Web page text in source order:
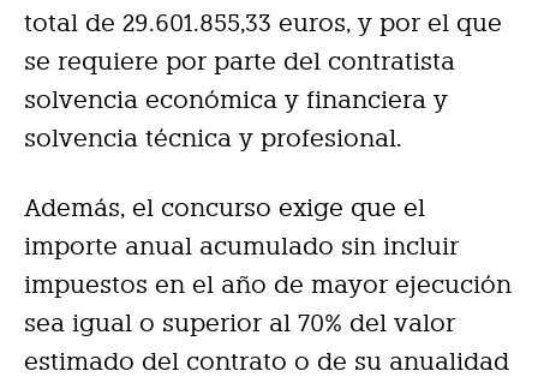
total de 29.601.855,33 euros, y por el que
se requiere por parte del contratista
solvencia económica y financiera y
solvencia técnica y profesional.
Además, el concurso exige que el
importe anual acumulado sin incluir
impuestos en el año de mayor ejecución
sea igual o superior al 70% del valor
estimado del contrato o de su anualidad